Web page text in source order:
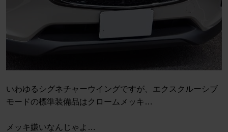
いわゆるシグネチャーウイングですが、エクスクルーシブ
モードの標準装備品はクロームメッキ…
メッキ嫌いなんじゃよ…